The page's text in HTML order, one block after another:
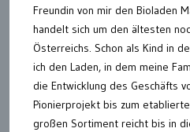
Freundin von mir den Bioladen
handelt sich um den ältesten
Österreichs. Schon als Kind in
ich den Laden, in dem meine
die Entwicklung des Geschäfts
Pionierprojekt bis zum
großen Sortiment reicht bis in